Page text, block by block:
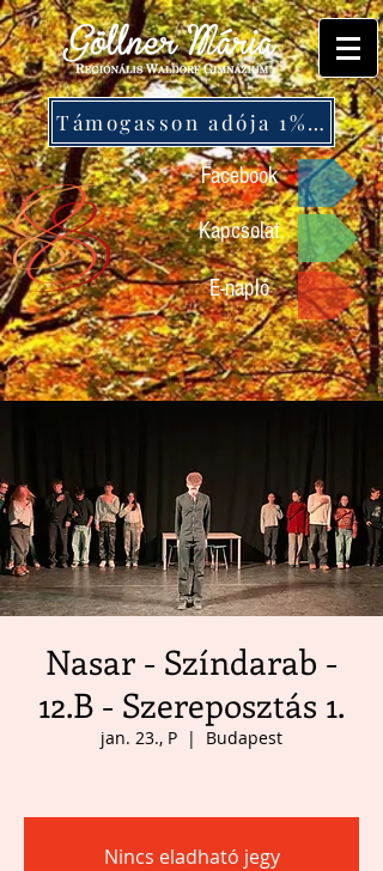
Támogasson adója 1%-ával!
Facebook
Kapcsolat
E-napló
Nasar - Színdarab -
12.B - Szereposztás 1.
jan. 23., P
  |
Budapest
Nincs eladható jegy